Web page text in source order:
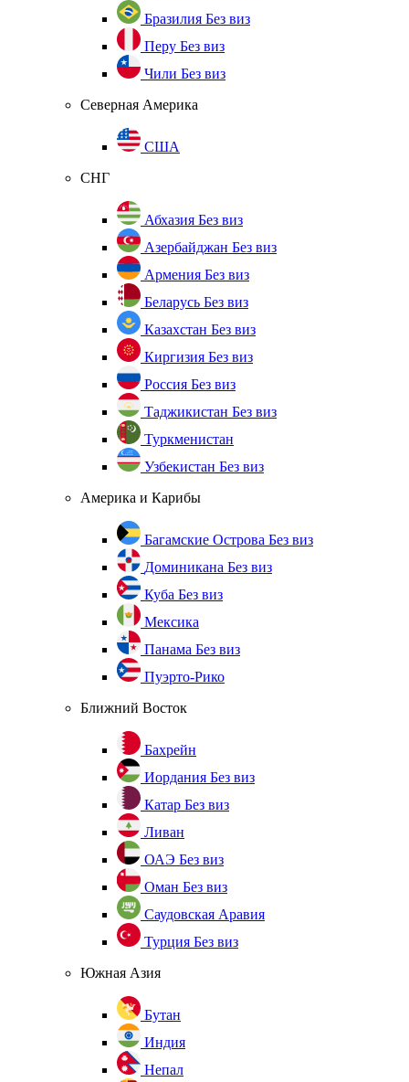
Бразилия Без виз
Перу Без виз
Чили Без виз
Северная Америка
США
СНГ
Абхазия Без виз
Азербайджан Без виз
Армения Без виз
Беларусь Без виз
Казахстан Без виз
Киргизия Без виз
Россия Без виз
Таджикистан Без виз
Туркменистан
Узбекистан Без виз
Америка и Карибы
Багамские Острова Без виз
Доминикана Без виз
Куба Без виз
Мексика
Панама Без виз
Пуэрто-Рико
Ближний Восток
Бахрейн
Иордания Без виз
Катар Без виз
Ливан
ОАЭ Без виз
Оман Без виз
Саудовская Аравия
Турция Без виз
Южная Азия
Бутан
Индия
Непал